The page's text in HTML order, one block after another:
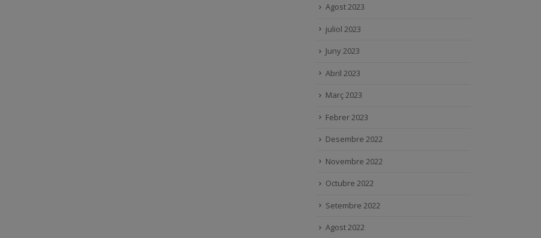
Agost 2023
juliol 2023
Juny 2023
Abril 2023
Març 2023
Febrer 2023
Desembre 2022
Novembre 2022
Octubre 2022
Setembre 2022
Agost 2022